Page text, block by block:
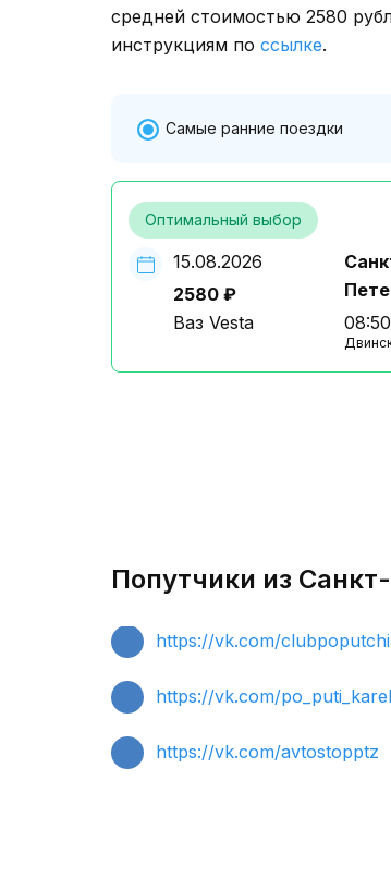
средней стоимостью 2580
инструкциям по ссылке.
Самые ранние поездки
Оптимальный выбор
15.08.2026
2580 ₽
Ваз Vesta
08:50
Попутчики из
https://vk.com/
https://vk.com/
https://vk.com/avtostopptz